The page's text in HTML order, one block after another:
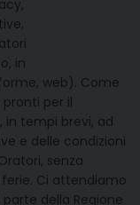
in
web). Come
per il
in tempi brevi, ad
e delle condizioni
senza
Ci attendiamo
della Regione